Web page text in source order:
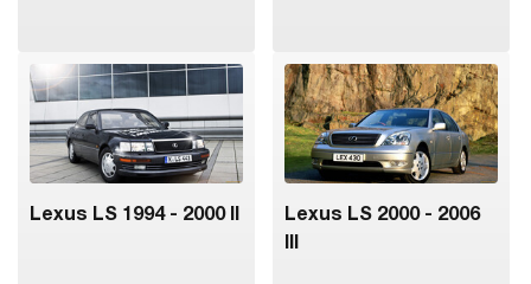
Lexus LS 1994 - 2000 II
Lexus LS 2000 - 2006